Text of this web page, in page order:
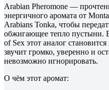
Arabian Pheromone —
энергичного аромата от
Arabians Tonka, чтобы
обжигающее тепло пустыни.
of Sex этот аналог
звучит громко, уверенно и
невозможно игнорировать.
О чём этот аромат: